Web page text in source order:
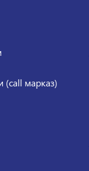
марказ)